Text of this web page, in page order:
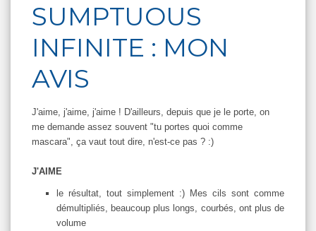
SUMPTUOUS
INFINITE : MON
AVIS
J'aime, j'aime, j'aime ! D'ailleurs, depuis que je le porte, on
me demande assez souvent "tu portes quoi comme
mascara", ça vaut tout dire, n'est-ce pas ? :)
J'AIME
le résultat, tout simplement :) Mes cils sont comme
démultipliés, beaucoup plus longs, courbés, ont plus de
volume